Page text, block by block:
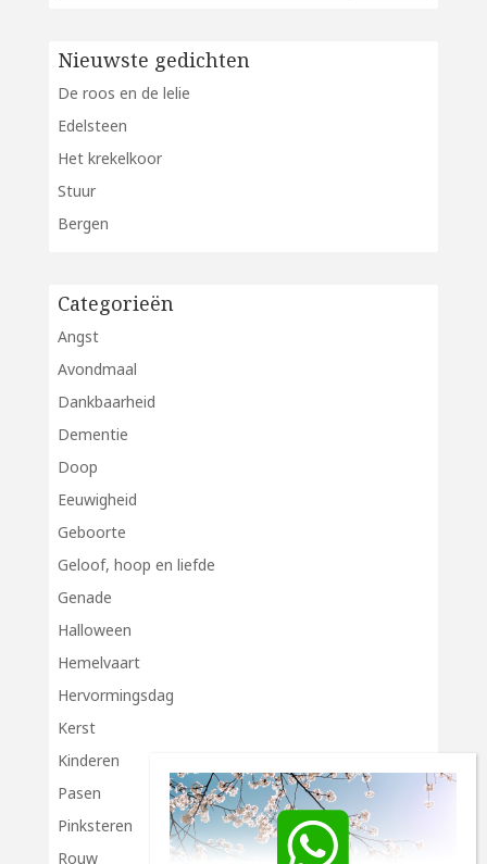
Nieuwste gedichten
De roos en de lelie
Edelsteen
Het krekelkoor
Stuur
Bergen
Categorieën
Angst
Avondmaal
Dankbaarheid
Dementie
Doop
Eeuwigheid
Geboorte
Geloof, hoop en liefde
Genade
Halloween
Hemelvaart
Hervormingsdag
Kerst
Kinderen
Pasen
Pinksteren
Rouw